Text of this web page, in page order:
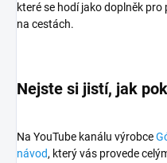
které se hodí jako doplněk
na cestách.
Nejste si jistí, jak
Na YouTube kanálu výrobce
návod, který vás provede